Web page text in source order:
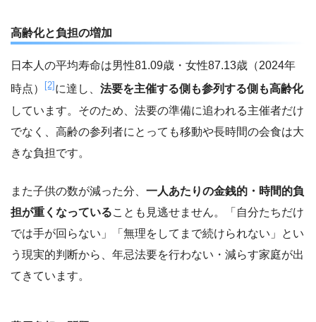
高齢化と負担の増加
日本人の平均寿命は男性81.09歳・女性87.13歳（2024年
時点）
[2] に達し、 法要を主催する側も参列する側も高齢化
しています。そのため、法要の準備に追われる主催者だけ
でなく、高齢の参列者にとっても移動や長時間の会食は大
きな負担です。
また子供の数が減った分、 一人あたりの金銭的・時間的負
担が重くなっていることも見逃せません。「自分たちだけ
では手が回らない」「無理をしてまで続けられない」とい
う現実的判断から、年忌法要を行わない・減らす家庭が出
てきています。